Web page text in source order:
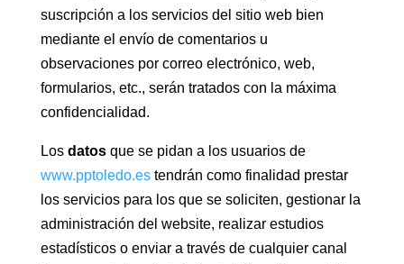
suscripción a los servicios del sitio web bien
mediante el envío de comentarios u
observaciones por correo electrónico, web,
formularios, etc., serán tratados con la máxima
confidencialidad.
Los datosque se pidan a los usuarios de
www.pptoledo.estendrán como finalidad prestar
los servicios para los que se soliciten, gestionar la
administración del website, realizar estudios
estadísticos o enviar a través de cualquier canal